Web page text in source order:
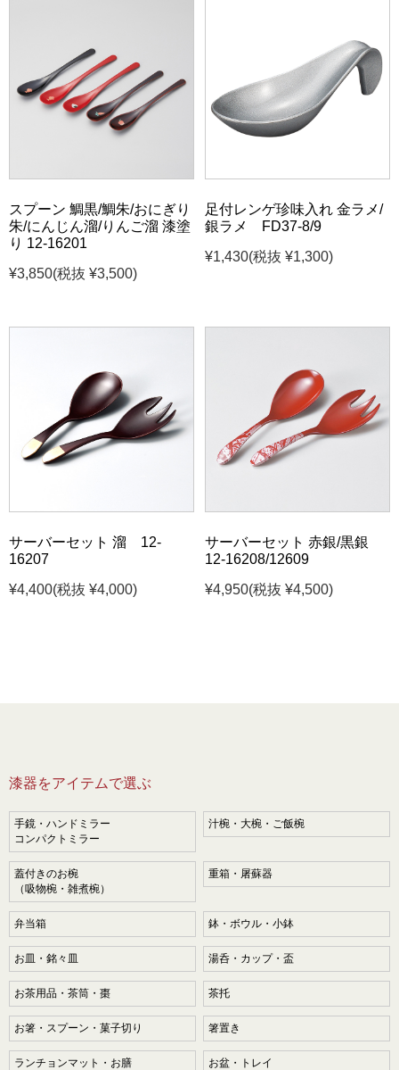
スプーン 鯛黒/鯛朱/おにぎり
朱/にんじん溜/りんご溜 漆塗
り 12-16201
¥3,850(税抜 ¥3,500)
足付レンゲ珍味入れ 金ラメ/
銀ラメ FD37-8/9
¥1,430(税抜 ¥1,300)
サーバーセット 溜 12-
16207
¥4,400(税抜 ¥4,000)
サーバーセット 赤銀/黒銀
12-16208/12609
¥4,950(税抜 ¥4,500)
漆器をアイテムで選ぶ
手鏡・ハンドミラー
コンパクトミラー
汁椀・大椀・ご飯椀
蓋付きのお椀
（吸物椀・雑煮椀）
重箱・屠蘇器
弁当箱 鉢・ボウル・小鉢
お皿・銘々皿 湯呑・カップ・盃
お茶用品・茶筒・棗 茶托
お箸・スプーン・菓子切り 箸置き
ランチョンマット・お膳 お盆・トレイ